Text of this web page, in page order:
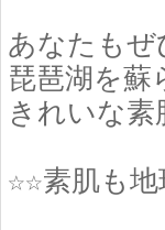
あなたもぜ
琵琶湖を蘇
きれいな
☆☆素肌も